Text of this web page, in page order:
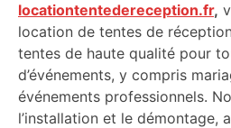
locationtentedereception.fr,
location de tentes de
tentes de haute qualité pour
d’événements, y compris
événements professionnels.
l’installation et le démontage,